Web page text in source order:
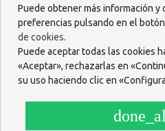
Beneficios
Los esmaltes MIA garantizan
la salud de tus uñas gracias a su
Equilibrio perfecto entre salud y
de una amplia gama de colores
de moda.
manicura más duradera.
Puede obtener más información y
preferencias pulsando en el
de cookies.
Puede aceptar todas las cookies
«Aceptar», rechazarlas en
su uso haciendo clic en